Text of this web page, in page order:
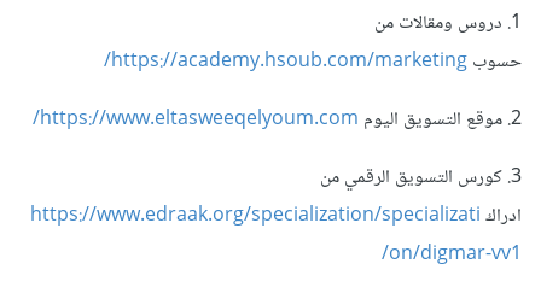
1. دروس ومقالات من
حسوبhttps://academy.hsoub.com/marketing/
2. موقع التسويق اليوم
https://www.eltasweeqelyoum.com/
3. كورس التسويق الرقمي من
ادراكhttps://www.edraak.org/specialization/specializati
on/digmar-vv1/